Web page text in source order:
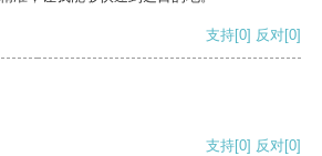
支持[0] 反对[0]
支持[0] 反对[0]